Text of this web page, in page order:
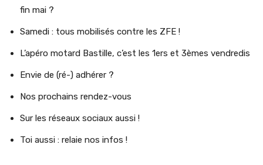
fin mai ?
Samedi : tous mobilisés contre les ZFE !
L’apéro motard Bastille, c’est les 1ers et 3èmes vendredis
Envie de (ré-) adhérer ?
Nos prochains rendez-vous
Sur les réseaux sociaux aussi !
Toi aussi : relaie nos infos !